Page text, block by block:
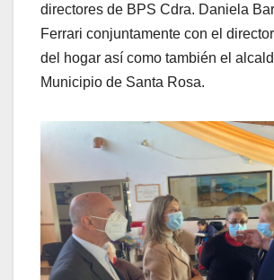
directores de BPS Cdra. Daniela
Ferrari conjuntamente con el
del hogar así como también el
Municipio de Santa Rosa.